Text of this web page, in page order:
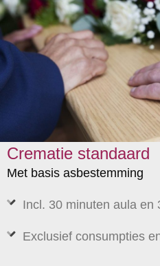
Crematie standaard
Met basis asbestemming
Incl. 30 minuten aula en
Exclusief consumpties